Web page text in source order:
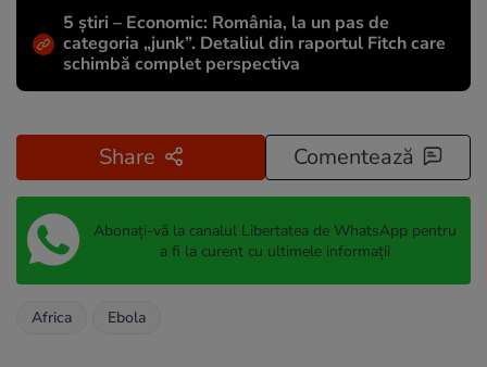
5 știri – Economic: România, la un pas de
categoria „junk”. Detaliul din raportul Fitch care
schimbă complet perspectiva
Share Comentează
Abonați-vă la canalul Libertatea de WhatsApp pentru
a fi la curent cu ultimele informații
Africa Ebola